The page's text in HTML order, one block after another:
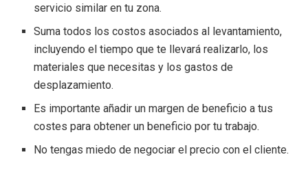
servicio similar en tu zona.
Suma todos los costos asociados al levantamiento,
incluyendo el tiempo que te llevará realizarlo, los
materiales que necesitas y los gastos de
desplazamiento.
Es importante añadir un margen de beneficio a tus
costes para obtener un beneficio por tu trabajo.
No tengas miedo de negociar el precio con el cliente.